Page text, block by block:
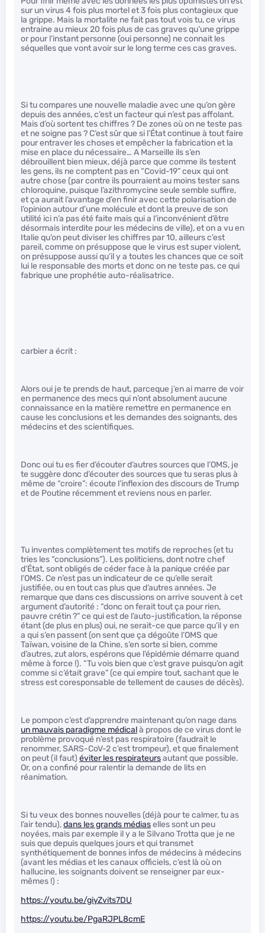
sur un virus 4 fois plus mortel et 3 fois plus contagieux que
la grippe. Mais la mortalite ne fait pas tout vois tu, ce virus
entraine au mieux 20 fois plus de cas graves qu’une grippe
or pour l’instant personne (oui personne) ne connait les
séquelles que vont avoir sur le long terme ces cas graves.
Si tu compares une nouvelle maladie avec une qu’on gère
depuis des années, c’est un facteur qui n’est pas affolant.
Mais d’où sortent tes chiffres ? De zones où on ne teste pas
et ne soigne pas ? C’est sûr que si l’État continue à tout faire
pour entraver les choses et empêcher la fabrication et la
mise en place du nécessaire… A Marseille ils s’en
débrouillent bien mieux, déjà parce que comme ils testent
les gens, ils ne comptent pas en “Covid-19” ceux qui ont
autre chose (par contre ils pourraient au moins tester sans
chloroquine, puisque l’azithromycine seule semble suffire,
et ça aurait l’avantage d’en finir avec cette polarisation de
l’opinion autour d’une molécule et dont la preuve de son
utilité ici n’a pas été faite mais qui a l’inconvénient d’être
désormais interdite pour les médecins de ville), et on a vu en
Italie qu’on peut diviser les chiffres par 10, ailleurs c’est
pareil, comme on présuppose que le virus est super violent,
on présuppose aussi qu’il y a toutes les chances que ce soit
lui le responsable des morts et donc on ne teste pas, ce qui
fabrique une prophétie auto-réalisatrice.
carbier a écrit :
Alors oui je te prends de haut, parceque j’en ai marre de voir
en permanence des mecs qui n’ont absolument aucune
connaissance en la matière remettre en permanence en
cause les conclusions et les demandes des soignants, des
médecins et des scientifiques.
Donc oui tu es fier d’écouter d’autres sources que l’OMS, je
te suggère donc d’écouter des sources que tu seras plus à
même de “croire”: écoute l’inflexion des discours de Trump
et de Poutine récemment et reviens nous en parler.
Tu inventes complètement tes motifs de reproches (et tu
tries les “conclusions”). Les politiciens, dont notre chef
d’État, sont obligés de céder face à la panique créée par
l’OMS. Ce n’est pas un indicateur de ce qu’elle serait
justifiée, ou en tout cas plus que d’autres années. Je
remarque que dans ces discussions on arrive souvent à cet
argument d’autorité : “donc on ferait tout ça pour rien,
pauvre crétin ?” ce qui est de l’auto-justification, la réponse
étant (de plus en plus) oui, ne serait-ce que parce qu’il y en
a qui s’en passent (on sent que ça dégoûte l’OMS que
Taïwan, voisine de la Chine, s’en sorte si bien, comme
d’autres, zut alors, espérons que l’épidémie démarre quand
même à force !). “Tu vois bien que c’est grave puisqu’on agit
comme si c’était grave” (ce qui empire tout, sachant que le
stress est coresponsable de tellement de causes de décès).
Le pompon c’est d’apprendre maintenant qu’on nage dans
un mauvais paradigme médicalà propos de ce virus dont le
problème provoqué n’est pas respiratoire (faudrait le
renommer, SARS-CoV-2 c’est trompeur), et que finalement
on peut (il faut) éviter les respirateursautant que possible.
Or, on a confiné pour ralentir la demande de lits en
réanimation.
Si tu veux des bonnes nouvelles (déjà pour te calmer, tu as
l’air tendu),dans les grands médiaselles sont un peu
noyées, mais par exemple il y a le Silvano Trotta que je ne
suis que depuis quelques jours et qui transmet
synthétiquement de bonnes infos de médecins à médecins
(avant les médias et les canaux officiels, c’est là où on
hallucine, les soignants doivent se renseigner par eux-
mêmes !) :
https://youtu.be/giyZvits7DU
https://youtu.be/PgaRJPL8cmE